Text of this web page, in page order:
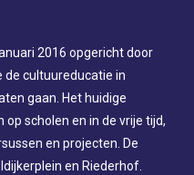
2016 opgericht door
de cultuureducatie in
gaan. Het huidige
scholen en in de vrije tijd,
en projecten. De
en Riederhof.